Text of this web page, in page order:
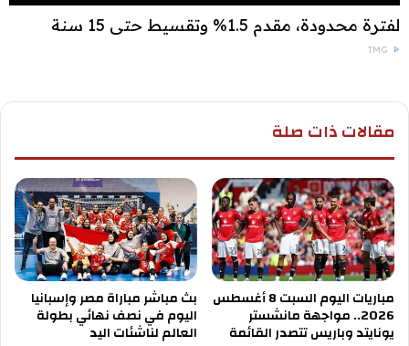
لفترة محدودة، مقدم 1.5% وتقسيط حتى 15 سنة
TMG
مقالات ذات صلة
مباريات اليوم السبت 8 أغسطس
2026.. مواجهة مانشستر
يونايتد وباريس تتصدر القائمة
بث مباشر مباراة مصر وإسبانيا
اليوم في نصف نهائي بطولة
العالم لناشئات اليد